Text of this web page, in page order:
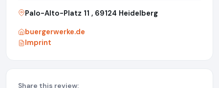
Palo-Alto-Platz 11 , 69124 Heidelberg
buergerwerke.de
Imprint
Share this review: